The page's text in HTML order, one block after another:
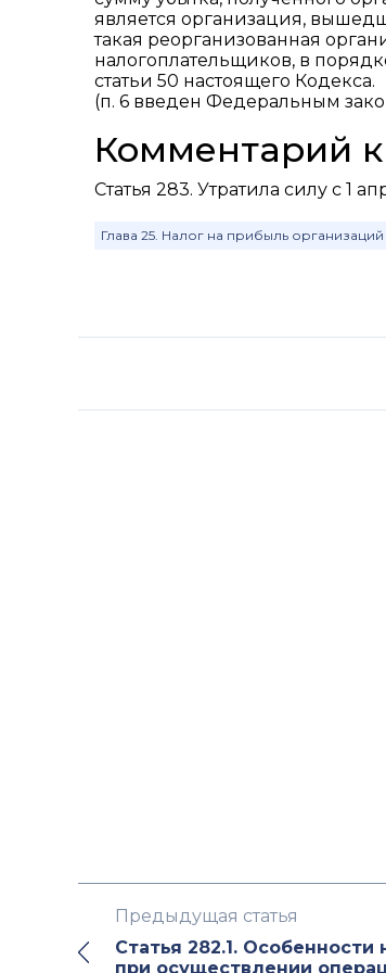
является организация,
такая реорганизованная
налогоплательщиков, в
статьи 50 настоящего Кодекса.
(п. 6 введен Федеральным
Комментарий к
Статья 283. Утратила силу с 1
Глава 25. Налог на прибыль организаций
Предыдущая статья
Статья 282.1.
при осуществлении